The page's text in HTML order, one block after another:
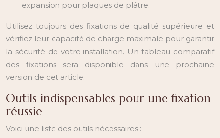
expansion pour plaques de plâtre.
Utilisez toujours des fixations de qualité supérieure et
vérifiez leur capacité de charge maximale pour garantir
la sécurité de votre installation. Un tableau comparatif
des fixations sera disponible dans une prochaine
version de cet article.
Outils indispensables pour une fixation
réussie
Voici une liste des outils nécessaires :